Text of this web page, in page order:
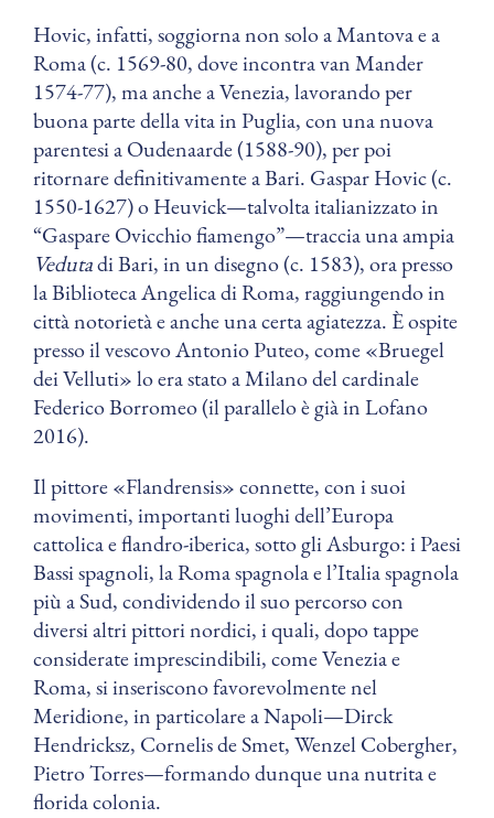
Hovic, infatti, soggiorna non solo a Mantova e a
Roma (c. 1569-80, dove incontra van Mander
1574-77), ma anche a Venezia, lavorando per
buona parte della vita in Puglia, con una nuova
parentesi a Oudenaarde (1588-90), per poi
ritornare definitivamente a Bari. Gaspar Hovic (c.
1550-1627) o Heuvick—talvolta italianizzato in
“Gaspare Ovicchio fiamengo”—traccia una ampia
Vedutadi Bari, in un disegno (c. 1583), ora presso
la Biblioteca Angelica di Roma, raggiungendo in
città notorietà e anche una certa agiatezza. È ospite
presso il vescovo Antonio Puteo, come «Bruegel
dei Velluti» lo era stato a Milano del cardinale
Federico Borromeo (il parallelo è già in Lofano
2016).
Il pittore «Flandrensis» connette, con i suoi
movimenti, importanti luoghi dell’Europa
cattolica e flandro-iberica, sotto gli Asburgo: i Paesi
Bassi spagnoli, la Roma spagnola e l’Italia spagnola
più a Sud, condividendo il suo percorso con
diversi altri pittori nordici, i quali, dopo tappe
considerate imprescindibili, come Venezia e
Roma, si inseriscono favorevolmente nel
Meridione, in particolare a Napoli—Dirck
Hendricksz, Cornelis de Smet, Wenzel Cobergher,
Pietro Torres—formando dunque una nutrita e
florida colonia.